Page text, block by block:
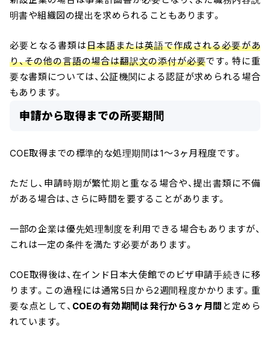
明書や組織図の提出を求められることもあります。
必要となる書類は日本語または英語で作成される必要があ
り、その他の言語の場合は翻訳文の添付が必要です。特に重
要な書類については、公証機関による認証が求められる場合
もあります。
申請から取得までの所要期間
COE取得までの標準的な処理期間は1〜3ヶ月程度です。
ただし、申請時期が繁忙期と重なる場合や、提出書類に不備
がある場合は、さらに時間を要することがあります。
一部の企業は優先処理制度を利用できる場合もありますが、
これは一定の条件を満たす必要があります。
COE取得後は、在インド日本大使館でのビザ申請手続きに移
ります。この過程には通常5日から2週間程度かかります。重
要な点として、 COEの有効期間は発行から3ヶ月間 と定めら
れています。